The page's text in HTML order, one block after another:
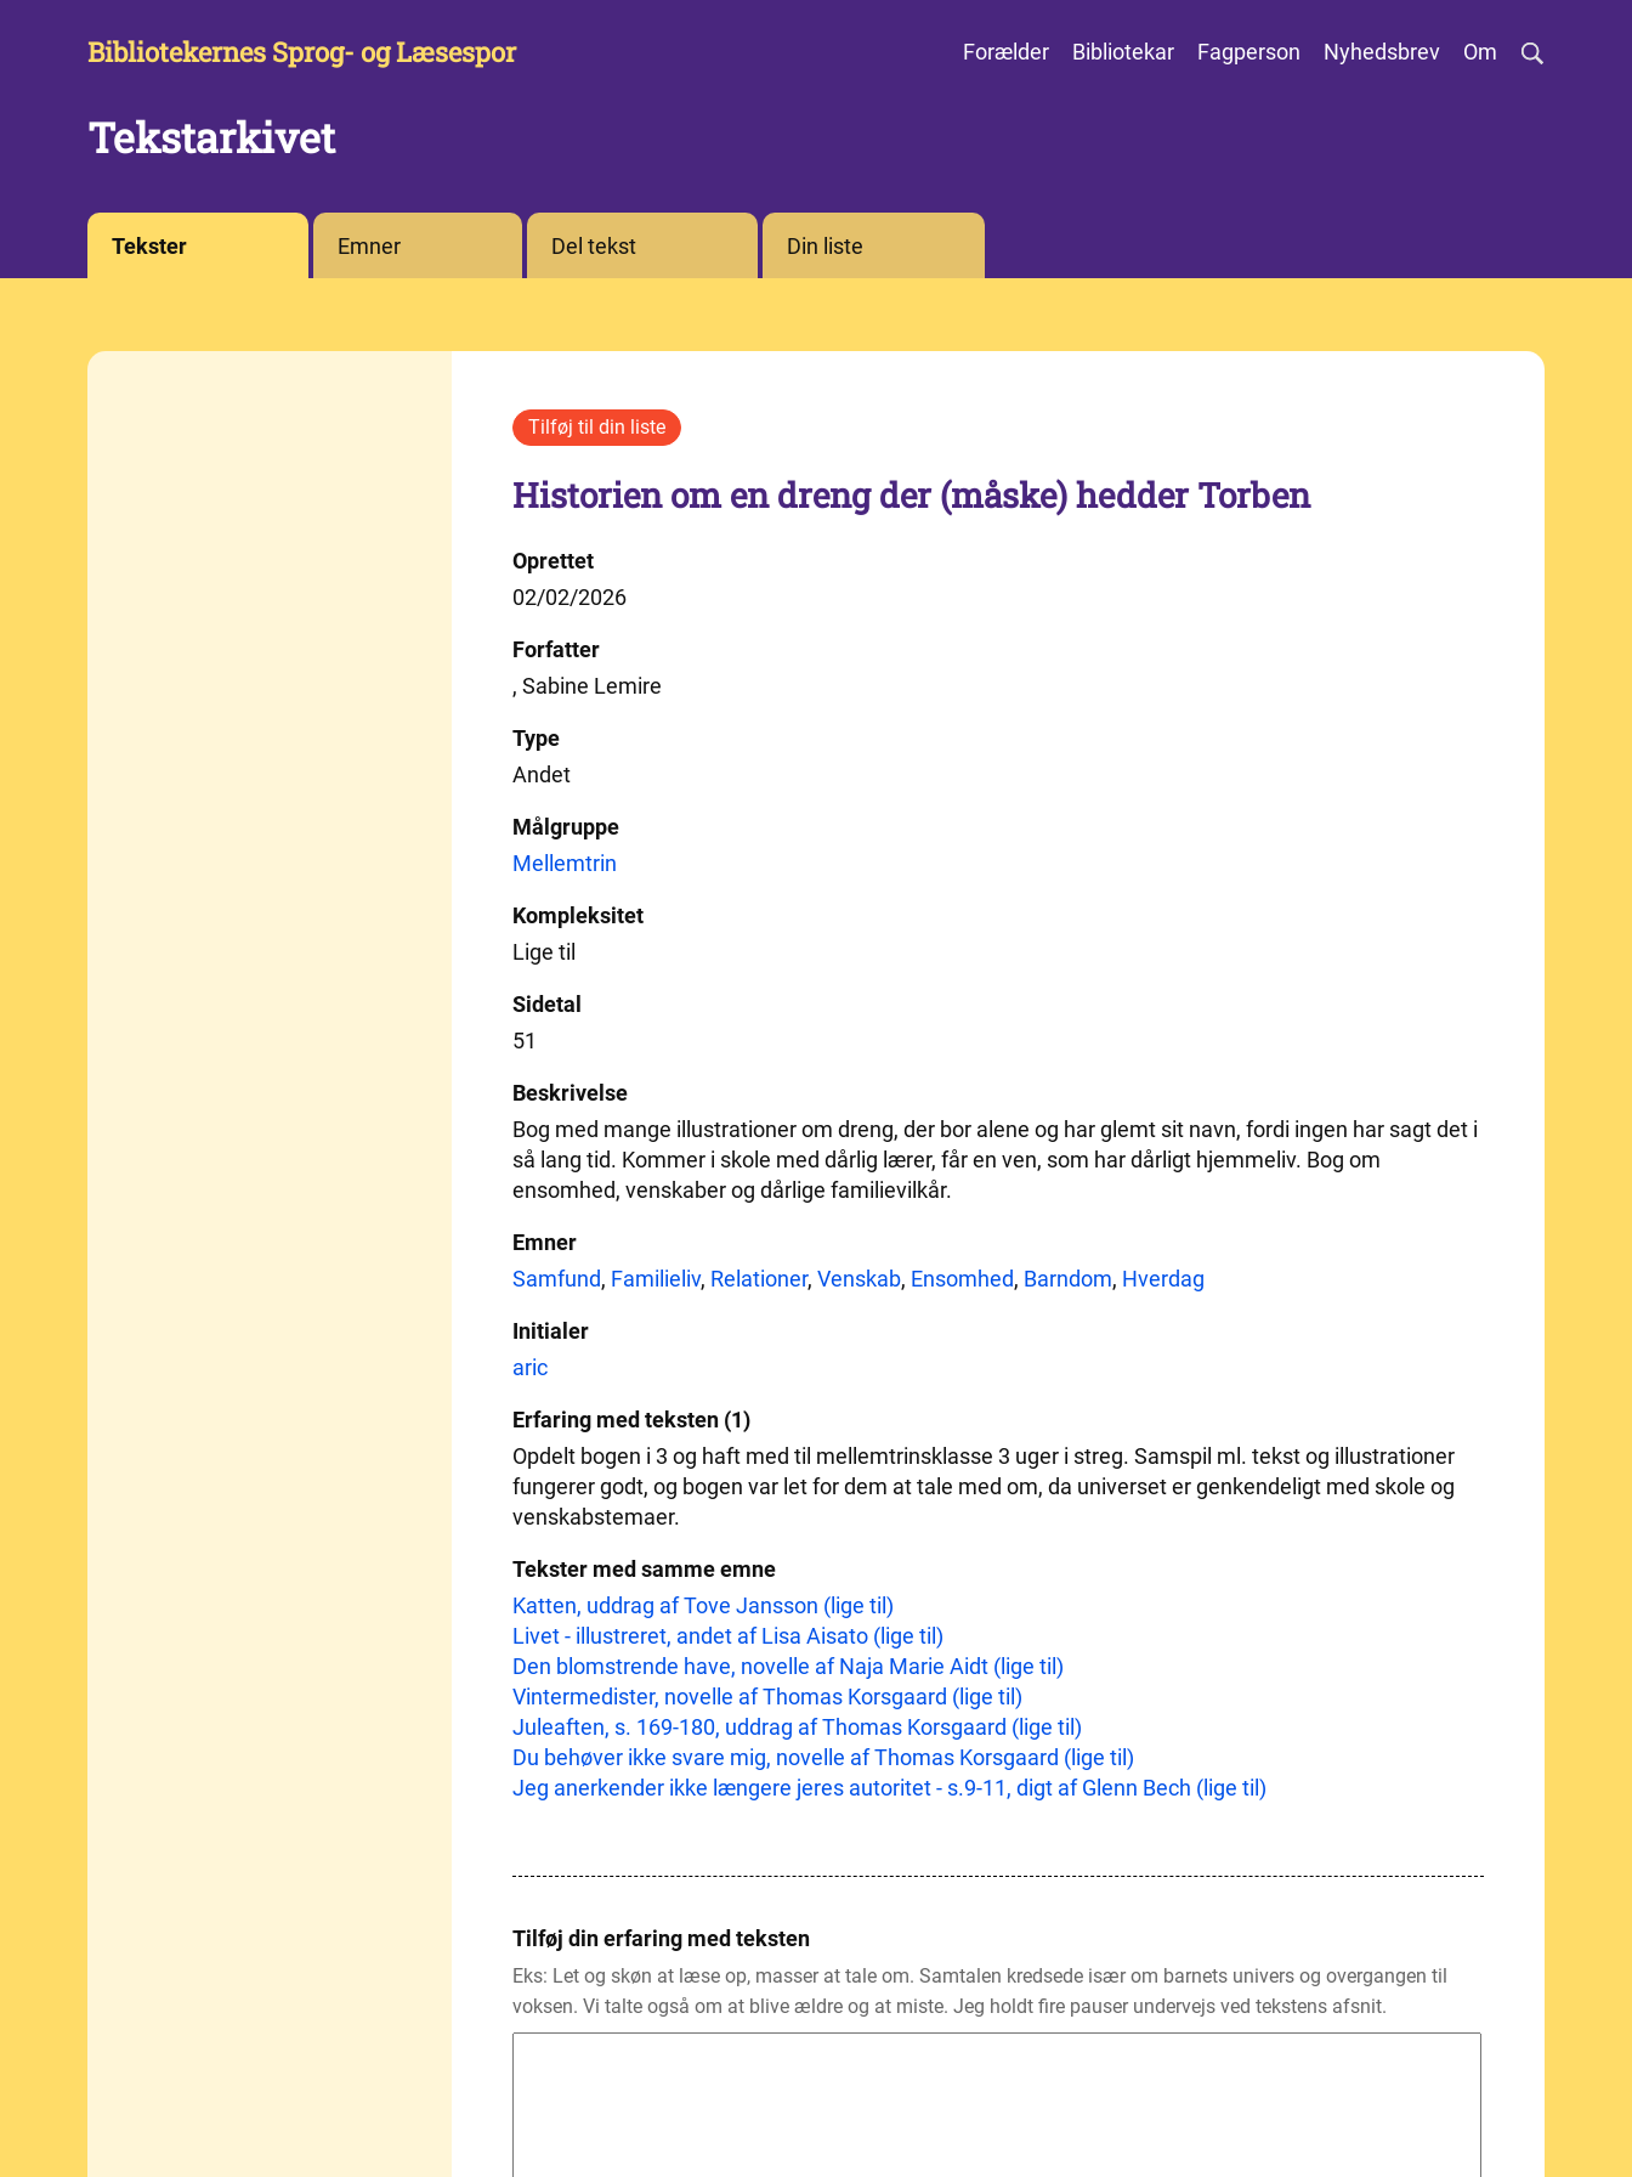
Bibliotekernes Sprog- og Læsespor Forælder Bibliotekar Fagperson Nyhedsbrev Om
Tekstarkivet
Tekster Emner Del tekst Din liste
Historien om en dreng der (måske) hedder Torben
Oprettet
02/02/2026
Forfatter
, Sabine Lemire
Type
Andet
Målgruppe
Mellemtrin
Kompleksitet
Lige til
Sidetal
51
Beskrivelse
Bog med mange illustrationer om dreng, der bor alene og har glemt sit navn, fordi ingen har sagt det i
så lang tid. Kommer i skole med dårlig lærer, får en ven, som har dårligt hjemmeliv. Bog om
ensomhed, venskaber og dårlige familievilkår.
Emner
Samfund, Familieliv, Relationer, Venskab, Ensomhed, Barndom, Hverdag
Initialer
aric
Erfaring med teksten (1)
Opdelt bogen i 3 og haft med til mellemtrinsklasse 3 uger i streg. Samspil ml. tekst og illustrationer
fungerer godt, og bogen var let for dem at tale med om, da universet er genkendeligt med skole og
venskabstemaer.
Tekster med samme emne
Katten, uddrag af Tove Jansson (lige til)
Livet - illustreret, andet af Lisa Aisato (lige til)
Den blomstrende have, novelle af Naja Marie Aidt (lige til)
Vintermedister, novelle af Thomas Korsgaard (lige til)
Juleaften, s. 169-180, uddrag af Thomas Korsgaard (lige til)
Du behøver ikke svare mig, novelle af Thomas Korsgaard (lige til)
Jeg anerkender ikke længere jeres autoritet - s.9-11, digt af Glenn Bech (lige til)
Tilføj din erfaring med teksten
Eks: Let og skøn at læse op, masser at tale om. Samtalen kredsede især om barnets univers og overgangen til
voksen. Vi talte også om at blive ældre og at miste. Jeg holdt fire pauser undervejs ved tekstens afsnit.